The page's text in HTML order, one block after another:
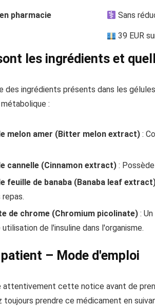
pharmacie Sans
39 EUR
les ingrédients et
des ingrédients présents dans les
:
melon amer (Bitter melon extract) :
cannelle (Cinnamon extract) :
feuille de banaba (Banaba leaf
de chrome (Chromium picolinate) :
de l'insuline dans l'organisme.
– Mode d'emploi
attentivement cette notice avant de
toujours prendre ce médicament en